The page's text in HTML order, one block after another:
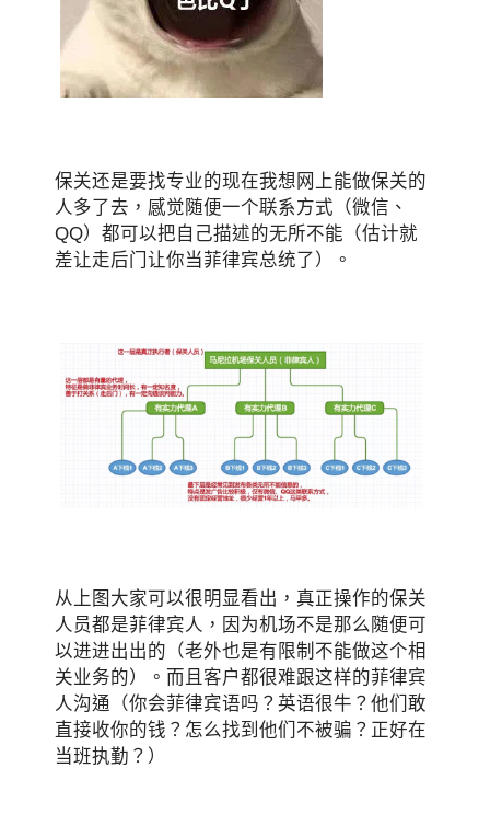
保关还是要找专业的现在我想网上能做保关的
人多了去，感觉随便一个联系方式（微信、
QQ）都可以把自己描述的无所不能（估计就
差让走后门让你当菲律宾总统了）。
从上图大家可以很明显看出，真正操作的保关
人员都是菲律宾人，因为机场不是那么随便可
以进进出出的（老外也是有限制不能做这个相
关业务的）。而且客户都很难跟这样的菲律宾
人沟通（你会菲律宾语吗？英语很牛？他们敢
直接收你的钱？怎么找到他们不被骗？正好在
当班执勤？）